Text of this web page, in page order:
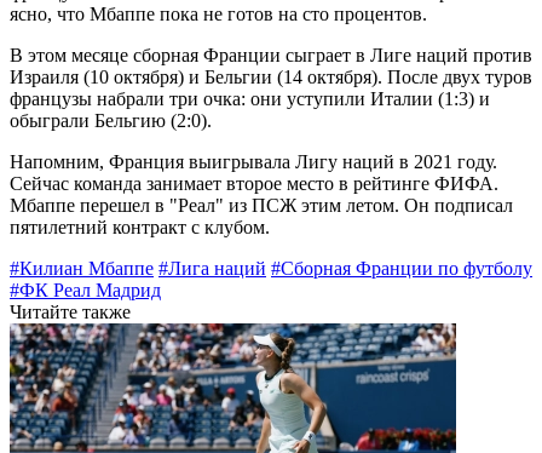
ясно, что Мбаппе пока не готов на сто процентов.
В этом месяце сборная Франции сыграет в Лиге наций против
Израиля (10 октября) и Бельгии (14 октября). После двух туров
французы набрали три очка: они уступили Италии (1:3) и
обыграли Бельгию (2:0).
Напомним, Франция выигрывала Лигу наций в 2021 году.
Сейчас команда занимает второе место в рейтинге ФИФА.
Мбаппе перешел в "Реал" из ПСЖ этим летом. Он подписал
пятилетний контракт с клубом.
#Килиан Мбаппе #Лига наций #Сборная Франции по футболу
#ФК Реал Мадрид
Читайте также